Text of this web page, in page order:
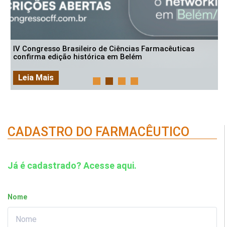
IV Congresso Brasileiro de Ciências Farmacêuticas
confirma edição histórica em Belém
Leia Mais
CADASTRO DO FARMACÊUTICO
Já é cadastrado? Acesse aqui.
Nome